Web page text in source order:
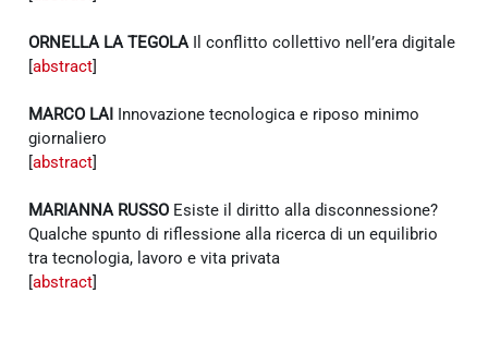
ORNELLA LA TEGOLAIl conflitto collettivo nell’era digitale
[abstract]
MARCO LAI Innovazione tecnologica e riposo minimo
giornaliero
[abstract]
MARIANNA RUSSO Esiste il diritto alla disconnessione?
Qualche spunto di riflessione alla ricerca di un equilibrio
tra tecnologia, lavoro e vita privata
[abstract]